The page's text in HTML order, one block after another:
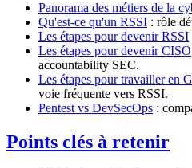
Panorama des métiers de la
Qu'est-ce qu'un RSSI : rôle
Les étapes pour devenir RSSI
Les étapes pour devenir CISO
accountability SEC.
Les étapes pour travailler en
voie fréquente vers RSSI.
Pentest vs DevSecOps :
Points clés à retenir